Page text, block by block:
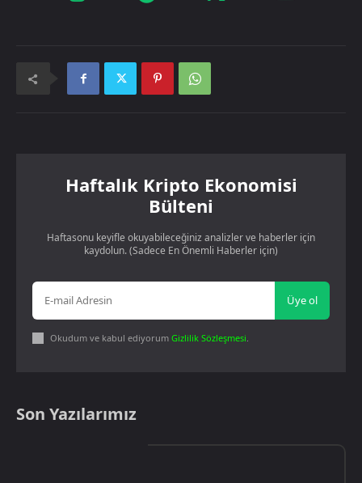
Haftalık Kripto Ekonomisi
Bülteni
Haftasonu keyifle okuyabileceğiniz analizler ve haberler için
kaydolun. (Sadece En Önemli Haberler için)
Üye ol
Okudum ve kabul ediyorum Gizlilik Sözleşmesi.
Son Yazılarımız